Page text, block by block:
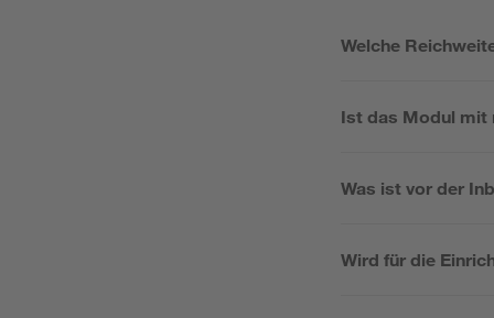
Welche
Ist das Modul mit
Was ist vor der
Wird für die